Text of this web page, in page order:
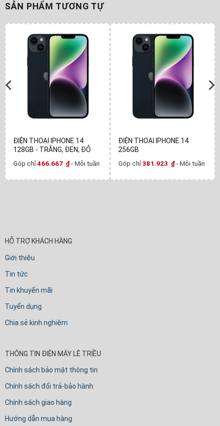
SẢN PHẨM TƯƠNG TỰ
ĐIỆN THOẠI IPHONE 14
128GB - TRẮNG, ĐEN, ĐỎ
Góp chỉ466.667 ₫- Mỗi tuần
ĐIỆN THOẠI IPHONE 14
256GB
Góp chỉ381.923 ₫- Mỗi tuần
HỖ TRỢ KHÁCH HÀNG
Giới thiệu
Tin tức
Tin khuyến mãi
Tuyển dụng
Chia sẻ kinh nghiệm
THÔNG TIN ĐIỆN MÁY LÊ TRIỀU
Chính sách bảo mật thông tin
Chính sách đổi trả-bảo hành
Chính sách giao hàng
Hướng dẫn mua hàng